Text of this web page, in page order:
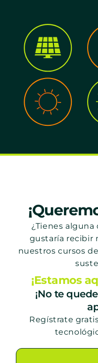
¿Tienes
gustaría recibir
nuestros cursos
¡Estamos
¡No te
Regístrate